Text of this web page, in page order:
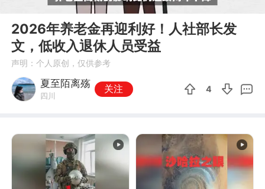
00:59
2026年养老金再迎利好！人社部长发
文，低收入退休人员受益
声明：个人原创，仅供参考
夏至陌离殇
四川
关注 4